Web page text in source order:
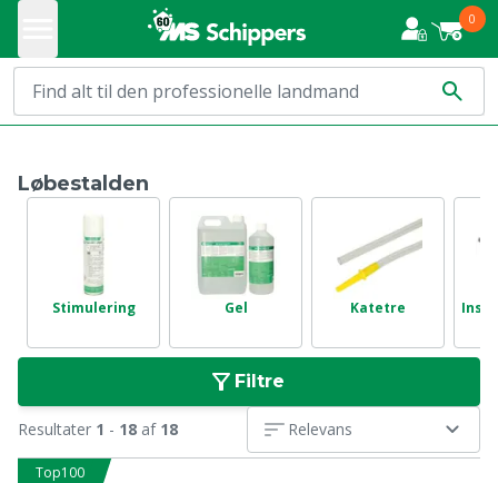
0
Løbestalden
Stimulering Gel Katetre
Filtre
Resultater 1 - 18 af 18 Relevans
Top100